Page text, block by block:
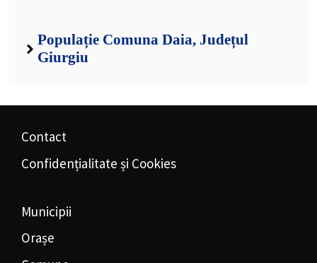
Populație Comuna Daia, Județul
Giurgiu
Contact
Confidențialitate și Cookies
Municipii
Orașe